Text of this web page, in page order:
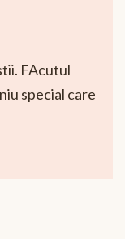
FAcutul
special care